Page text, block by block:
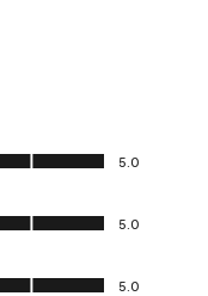
5.0
5.0
5.0